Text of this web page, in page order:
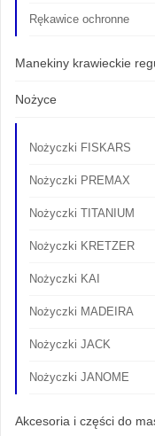
Rękawice ochronne
Manekiny krawieckie
Nożyce
Nożyczki FISKARS
Nożyczki PREMAX
Nożyczki TITANIUM
Nożyczki KRETZER
Nożyczki KAI
Nożyczki MADEIRA
Nożyczki JACK
Nożyczki JANOME
Akcesoria i części do